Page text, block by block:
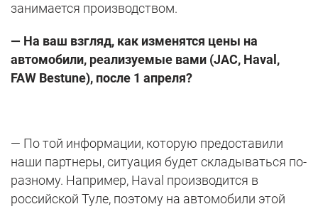
занимается производством.
— На ваш взгляд, как изменятся цены на
автомобили, реализуемые вами (JAC, Haval,
FAW Bestune), после 1 апреля?
— По той информации, которую предоставили
наши партнеры, ситуация будет складываться по-
разному. Например, Haval производится в
российской Туле, поэтому на автомобили этой